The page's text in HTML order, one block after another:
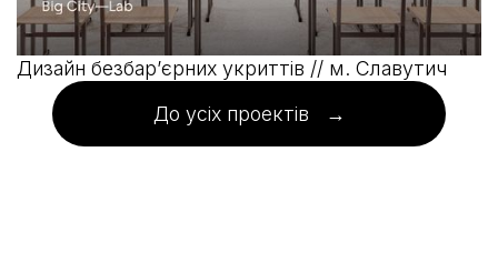
Дизайн безбарʼєрних укриттів // м. Славутич
До усіх проектів →